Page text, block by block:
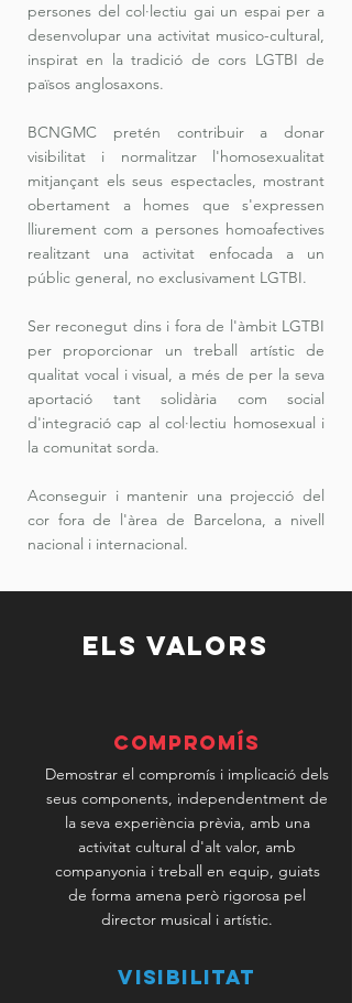
persones del col·lectiu gai un espai per a
desenvolupar una activitat musico-cultural,
inspirat en la tradició de cors LGTBI de
països anglosaxons.
BCNGMC pretén contribuir a donar
visibilitat i normalitzar l'homosexualitat
mitjançant els seus espectacles, mostrant
obertament a homes que s'expressen
lliurement com a persones homoafectives
realitzant una activitat enfocada a un
públic general, no exclusivament LGTBI.
Ser reconegut dins i fora de l'àmbit LGTBI
per proporcionar un treball artístic de
qualitat vocal i visual, a més de per la seva
aportació tant solidària com social
d'integració cap al col·lectiu homosexual i
la comunitat sorda.
Aconseguir i mantenir una projecció del
cor fora de l'àrea de Barcelona, ​​a nivell
nacional i internacional.
ELS VALORS
COMPROMíS
Demostrar el compromís i implicació dels
seus components, independentment de
la seva experiència prèvia, amb una
activitat cultural d'alt valor, amb
companyonia i treball en equip, guiats
de forma amena però rigorosa pel
director musical i artístic.
VISIBILITAT